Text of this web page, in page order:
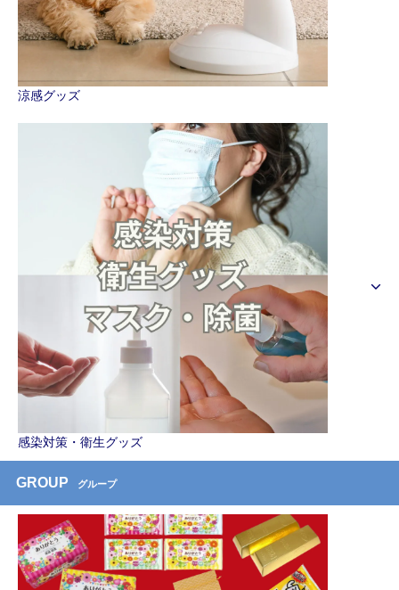
涼感グッズ
感染対策・衛生グッズ
GROUP グループ